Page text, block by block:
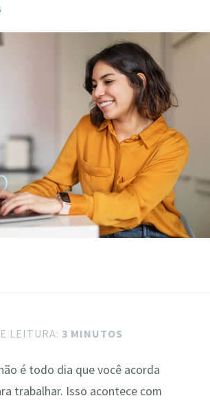
LEITURA: 3 MINUTOS
é todo dia que você acorda
trabalhar. Isso acontece com